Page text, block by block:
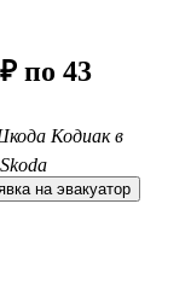
по 43
Кодиак в
заявка на эвакуатор